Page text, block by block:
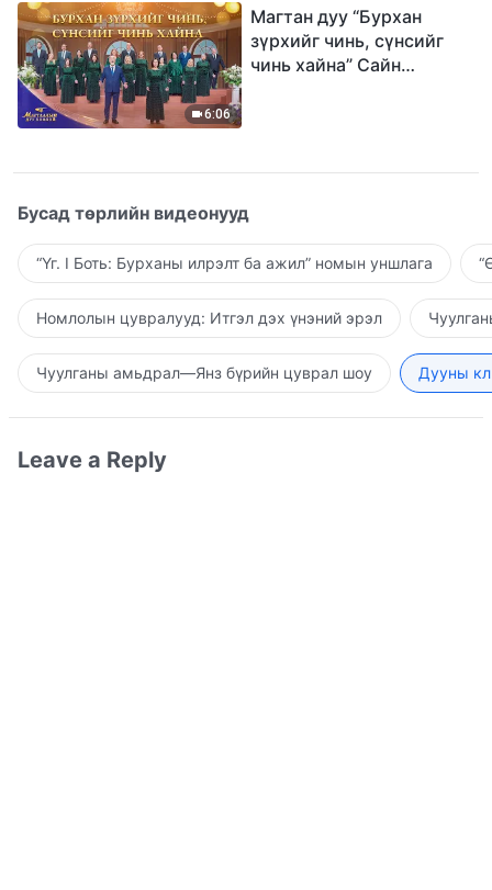
6:06
Магтан дуу “Бурхан
зүрхийг чинь, сүнсийг
чинь хайна” Сайн
Бусад төрлийн видеонууд
“Үг. I Боть: Бурханы илрэлт ба ажил” номын уншлага
Номлолын цувралууд: Итгэл дэх үнэний эрэл
Чуулганы амьдрал—Янз бүрийн цуврал шоу Дууны
Leave a Reply